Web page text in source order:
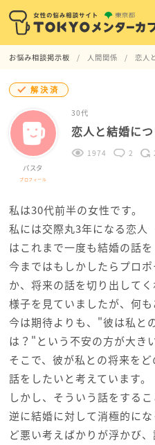
お悩み相談掲示板 人間関係 恋人
解決済
パスタ
プロフィール
30代
恋人と結婚に
1974 2
私は30代前半の女性です。
私には交際丸3年になる恋人
はこれまで一度も結婚の話を
今まではもしかしたらプロ
か、将来の話を切り出して
様子を見ていましたが、何も
今は期待よりも、"彼は私と
は？"という不安の方が大き
そこで、彼が私との将来を
話をしたいと考えています。
しかし、そういう話をする
逆に結婚に対して消極的に
ど悪い考えばかりが浮かび、